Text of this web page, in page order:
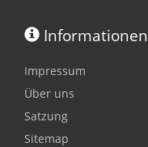
Informationen
Impressum
Über uns
Satzung
Sitemap